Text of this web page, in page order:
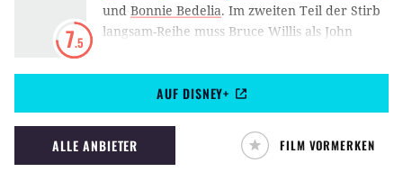
7.5
und Bonnie Bedelia. Im zweiten Teil der Stirb
langsam-Reihe muss Bruce Willis als John
AUF DISNEY+
ALLE ANBIETER FILM VORMERKEN